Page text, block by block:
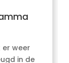
weer
in de